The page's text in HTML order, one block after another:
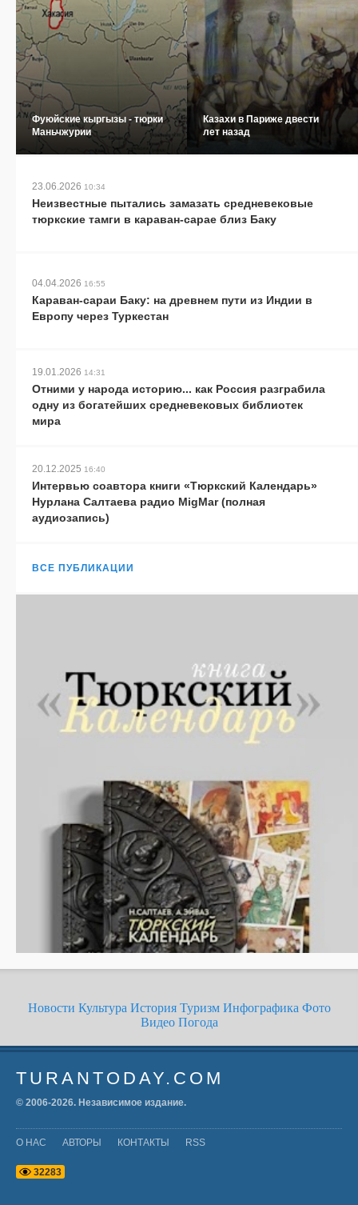
Фуюйские кыргызы - тюрки
Маньчжурии
Казахи в Париже двести
лет назад
23.06.2026 10:34
Неизвестные пытались замазать средневековые
тюркские тамги в караван-сарае близ Баку
04.04.2026 16:55
Караван-сараи Баку: на древнем пути из Индии в
Европу через Туркестан
19.01.2026 14:31
Отними у народа историю... как Россия разграбила
одну из богатейших средневековых библиотек
мира
20.12.2025 16:40
Интервью соавтора книги «Тюркский Календарь»
Нурлана Салтаева радио MigMar (полная
аудиозапись)
ВСЕ ПУБЛИКАЦИИ
Новости Культура История Туризм Инфографика Фото
Видео Погода
TURANTODAY.COM
© 2006-2026. Независимое издание.
О НАС АВТОРЫ КОНТАКТЫ RSS
32283